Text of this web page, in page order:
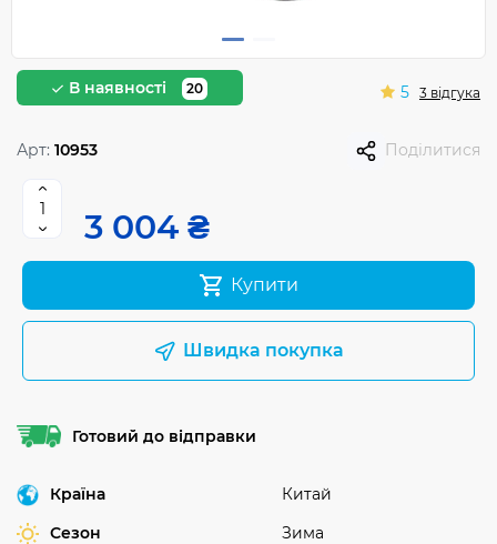
В наявності 20 5 3 відгука
Арт: 10953 Поділитися
3 004 ₴
Купити
Швидка покупка
Готовий до відправки
Країна
Китай
Сезон
Зима